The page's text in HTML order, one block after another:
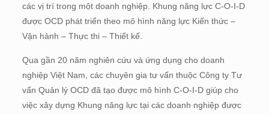
các vị trí trong một doanh nghiệp. Khung năng lực C-O-I-D
được OCD phát triển theo mô hình năng lực Kiến thức –
Vận hành – Thực thi – Thiết kế.
Qua gần 20 năm nghiên cứu và ứng dụng cho doanh
nghiệp Việt Nam, các chuyên gia tư vấn thuộc Công ty Tư
vấn Quản lý OCD đã tạo được mô hình C-O-I-D giúp cho
việc xây dựng Khung năng lực tại các doanh nghiệp được